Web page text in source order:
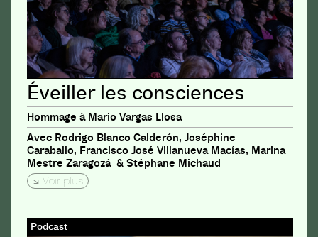
Éveiller les consciences
Hommage à Mario Vargas Llosa
Avec Rodrigo Blanco Calderón, Joséphine
Caraballo, Francisco José Villanueva Macías, Marina
Mestre Zaragozá & Stéphane Michaud
Voir plus
Podcast